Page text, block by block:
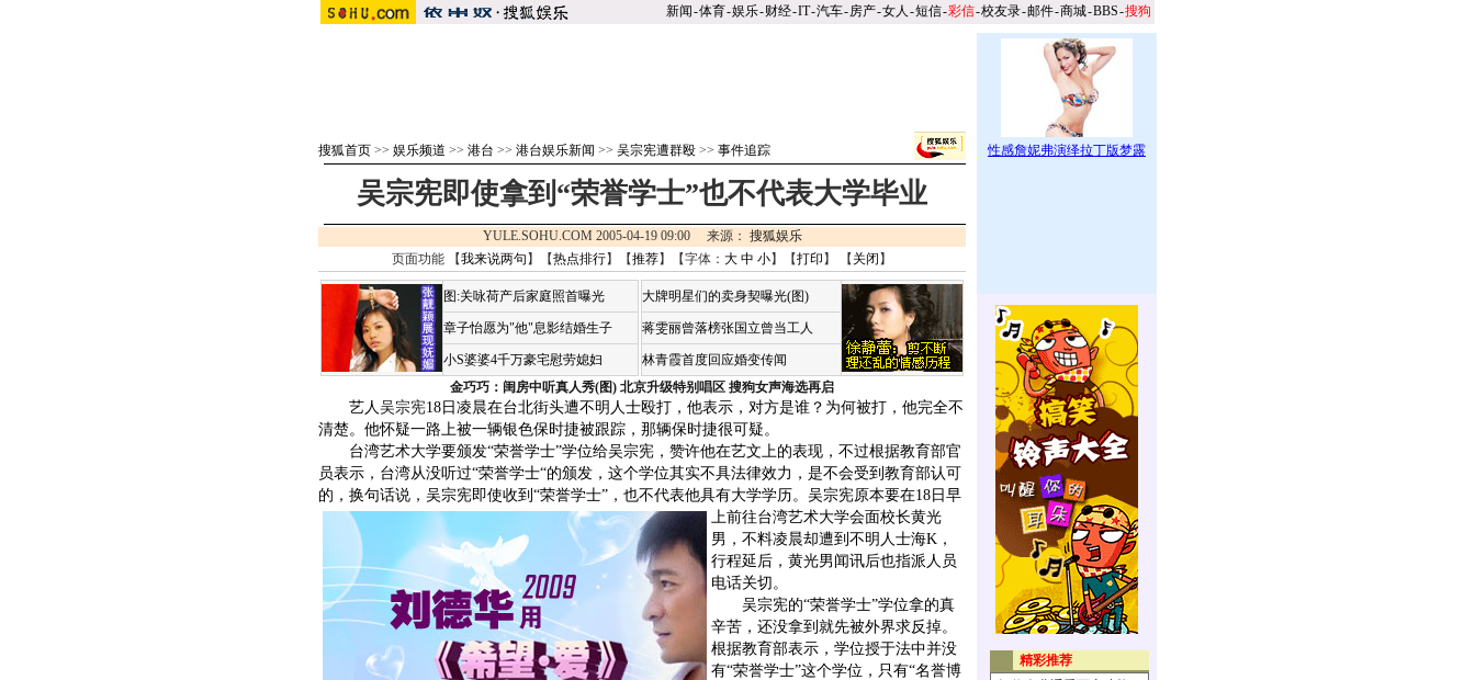
新闻-体育-娱乐-财经-IT-汽车-房产-女人 -短信-彩信-校友录-邮件-商城-BBS-搜狗
搜狐首页 >> 娱乐频道 >> 港台 >> 港台娱乐新闻 >> 吴宗宪遭群殴 >> 事件追踪
吴宗宪即使拿到“荣誉学士”也不代表大学毕业
YULE.SOHU.COM 2005-04-19 09:00 来源： 搜狐娱乐
页面功能 【我来说两句 】【热点排行】【推荐】【字体： 大 中 小】【打印 】 【 关闭 】
图:关咏荷产后家庭照首曝光
章子怡愿为"他"息影结婚生子
小S婆婆4千万豪宅慰劳媳妇
大牌明星们的卖身契曝光(图)
蒋雯丽曾落榜张国立曾当工人
林青霞首度回应婚变传闻
金巧巧：闺房中听真人秀(图) 北京升级特别唱区 搜狗女声海选再启
艺人吴宗宪18日凌晨在台北街头遭不明人士殴打，他表示，对方是谁？为何被打，他完全不
清楚。他怀疑一路上被一辆银色保时捷被跟踪，那辆保时捷很可疑。
台湾艺术大学要颁发“荣誉学士”学位给吴宗宪，赞许他在艺文上的表现，不过根据教育部官
员表示，台湾从没听过“荣誉学士“的颁发，这个学位其实不具法律效力，是不会受到教育部认可
的，换句话说，吴宗宪即使收到“荣誉学士”，也不代表他具有大学学历。 吴宗宪原本要在18日早
上前往台湾艺术大学会面校长黄光
男，不料凌晨却遭到不明人士海K，
行程延后，黄光男闻讯后也指派人员
电话关切。
吴宗宪的“荣誉学士”学位拿的真
辛苦，还没拿到就先被外界求反掉。
根据教育部表示，学位授于法中并没
有“荣誉学士”这个学位，只有“名誉博